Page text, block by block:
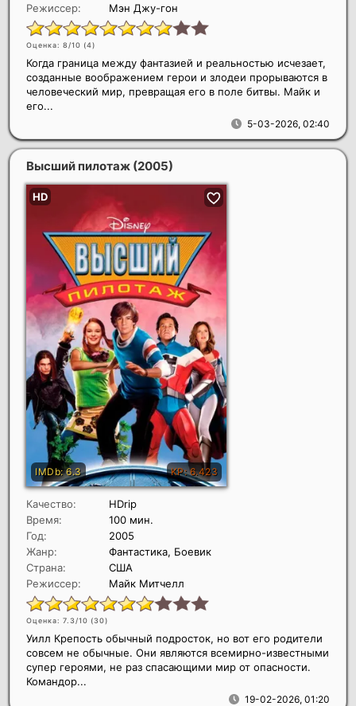
Режиссер:
Мэн Джу-гон
Оценка: 8/10 (4)
5-03-2026, 02:40
Когда граница между фантазией и реальностью исчезает,
созданные воображением герои и злодеи прорываются в
человеческий мир, превращая его в поле битвы. Майк и
его...
Высший пилотаж (2005)
Качество:
HDrip
Время:
100 мин.
Год:
2005
Жанр:
Фантастика, Боевик
Страна:
США
Режиссер:
Майк Митчелл
Оценка: 7.3/10 (30)
19-02-2026, 01:20
Уилл Крепость обычный подросток, но вот его родители
совсем не обычные. Они являются всемирно-известными
супер героями, не раз спасающими мир от опасности.
Командор...